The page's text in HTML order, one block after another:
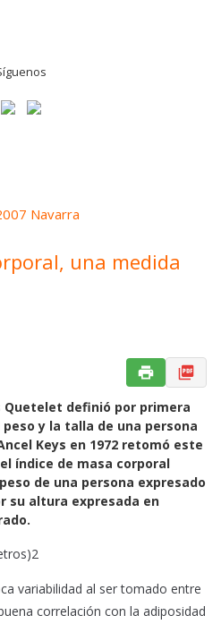
Navarra
una medida
Quetelet definió por primera
y la talla de una persona
Keys en 1972 retomó este
índice de masa corporal
de una persona expresado
su altura expresada en
variabilidad al ser tomado entre
correlación con la adiposidad